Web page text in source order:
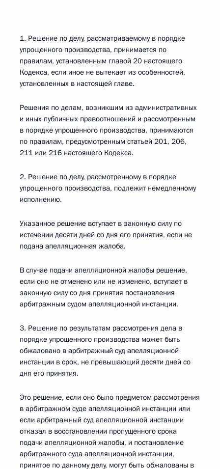
1. Решение по делу, рассматриваемому в порядке
упрощенного производства, принимается по
правилам, установленным главой 20 настоящего
Кодекса, если иное не вытекает из особенностей,
установленных в настоящей главе.
Решения по делам, возникшим из административных
и иных публичных правоотношений и рассмотренным
в порядке упрощенного производства, принимаются
по правилам, предусмотренным статьей 201, 206,
211 или 216 настоящего Кодекса.
2. Решение по делу, рассмотренному в порядке
упрощенного производства, подлежит немедленному
исполнению.
Указанное решение вступает в законную силу по
истечении десяти дней со дня его принятия, если не
подана апелляционная жалоба.
В случае подачи апелляционной жалобы решение,
если оно не отменено или не изменено, вступает в
законную силу со дня принятия постановления
арбитражным судом апелляционной инстанции.
3. Решение по результатам рассмотрения дела в
порядке упрощенного производства может быть
обжаловано в арбитражный суд апелляционной
инстанции в срок, не превышающий десяти дней со
дня его принятия.
Это решение, если оно было предметом рассмотрения
в арбитражном суде апелляционной инстанции или
если арбитражный суд апелляционной инстанции
отказал в восстановлении пропущенного срока
подачи апелляционной жалобы, и постановление
арбитражного суда апелляционной инстанции,
принятое по данному делу, могут быть обжалованы в